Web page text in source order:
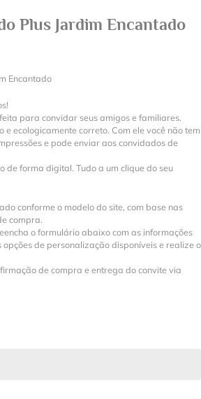
Plus Jardim Encantado
Encantado
para convidar seus amigos e familiares.
e ecologicamente correto. Com ele você não tem
e pode enviar aos convidados de
de forma digital. Tudo a um clique do seu
conforme o modelo do site, com base nas
compra.
o formulário abaixo com as informações
opções de personalização disponíveis e realize o
de compra e entrega do convite via